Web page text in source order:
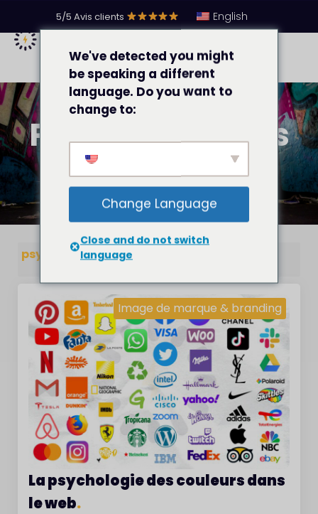
5/5 Avis clients English
Psychologie Des
Couleurs
psychologie des couleurs
Image de marque & branding
La psychologie des couleurs dans
le web.
We've detected you might
be speaking a different
language. Do you want to
change to:
Change Language
Close and do not switch
language